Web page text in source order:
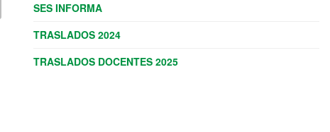
SES INFORMA
TRASLADOS 2024
TRASLADOS DOCENTES 2025